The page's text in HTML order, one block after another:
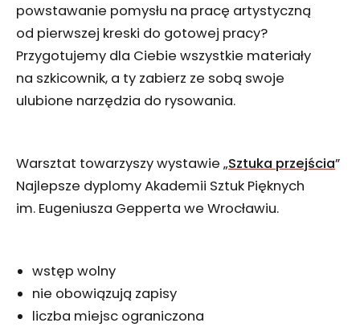
powstawanie pomysłu na pracę artystyczną
od pierwszej kreski do gotowej pracy?
Przygotujemy dla Ciebie wszystkie materiały
na szkicownik, a ty zabierz ze sobą swoje
ulubione narzędzia do rysowania.
Warsztat towarzyszy wystawie „Sztuka przejścia”
Najlepsze dyplomy Akademii Sztuk Pięknych
im. Eugeniusza Gepperta we Wrocławiu.
wstęp wolny
nie obowiązują zapisy
liczba miejsc ograniczona